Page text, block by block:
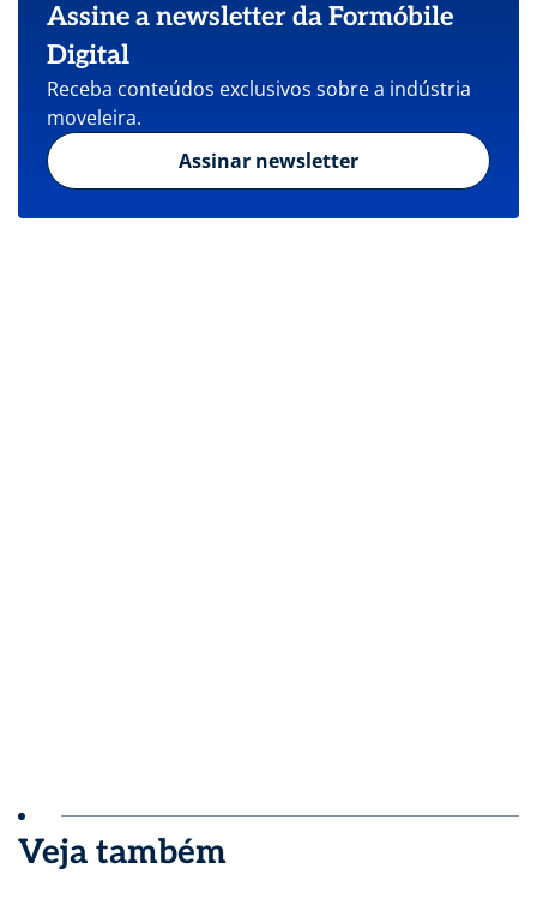
Assine a newsletter da Formóbile
Digital
Receba conteúdos exclusivos sobre a indústria
moveleira.
Assinar newsletter
Veja também